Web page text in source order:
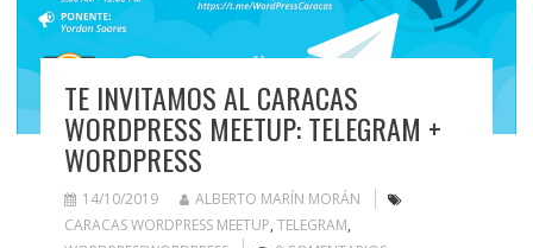
TE INVITAMOS AL CARACAS
WORDPRESS MEETUP: TELEGRAM +
WORDPRESS
14/10/2019
ALBERTO MARÍN MORÁN
CARACAS WORDPRESS MEETUP, TELEGRAM,